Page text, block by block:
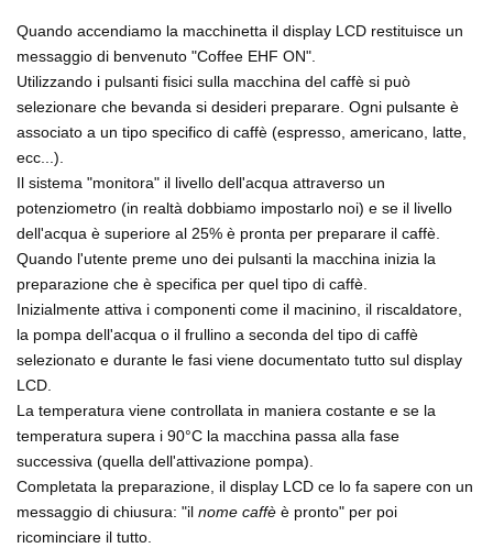
Quando accendiamo la macchinetta il display LCD restituisce un
messaggio di benvenuto "Coffee EHF ON".
Utilizzando i pulsanti fisici sulla macchina del caffè si può
selezionare che bevanda si desideri preparare. Ogni pulsante è
associato a un tipo specifico di caffè (espresso, americano, latte,
ecc...).
Il sistema "monitora" il livello dell'acqua attraverso un
potenziometro (in realtà dobbiamo impostarlo noi) e se il livello
dell'acqua è superiore al 25% è pronta per preparare il caffè.
Quando l'utente preme uno dei pulsanti la macchina inizia la
preparazione che è specifica per quel tipo di caffè.
Inizialmente attiva i componenti come il macinino, il riscaldatore,
la pompa dell'acqua o il frullino a seconda del tipo di caffè
selezionato e durante le fasi viene documentato tutto sul display
LCD.
La temperatura viene controllata in maniera costante e se la
temperatura supera i 90°C la macchina passa alla fase
successiva (quella dell'attivazione pompa).
Completata la preparazione, il display LCD ce lo fa sapere con un
messaggio di chiusura: "il nome caffè è pronto" per poi
ricominciare il tutto.